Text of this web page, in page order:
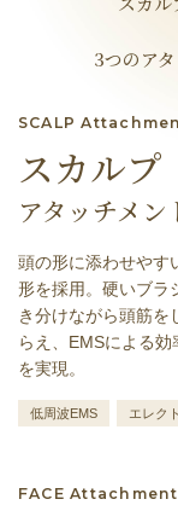
3つのア
SCALP
スカルプ
アタッチメン
頭の形に添わせやす
形を採用。硬いブラ
き分けながら頭筋を
らえ、EMSによる効
を実現。
低周波EMS エレク
FACE Attachment